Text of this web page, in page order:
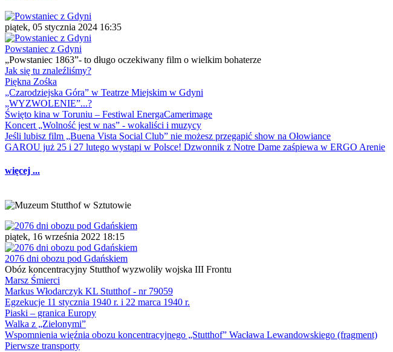
piątek, 05 stycznia 2024 16:35
Powstaniec z Gdyni
„Powstaniec 1863”- to długo oczekiwany film o wielkim bohaterze
Jak się tu znaleźliśmy?
Piękna Zośka
„Czarodziejska Góra” w Teatrze Miejskim w Gdyni
„WYZWOLENIE”...?
Święto kina w Toruniu – Festiwal EnergaCamerimage
Koncert „Wolność jest w nas” - wokaliści i muzycy
Jeśli lubisz film „Buena Vista Social Club” nie możesz przegapić show na Ołowiance
GAROU już 25 i 27 lutego wystąpi w Polsce! Dzwonnik z Notre Dame zaśpiewa w ERGO Arenie
więcej ...
piątek, 16 września 2022 18:15
2076 dni obozu pod Gdańskiem
Obóz koncentracyjny Stutthof wyzwoliły wojska III Frontu
Marsz Śmierci
Markus Włodarczyk KL Stutthof - nr 79059
Egzekucje 11 stycznia 1940 r. i 22 marca 1940 r.
Piaski – granica Europy
Walka z „Zielonymi”
Wspomnienia więźnia obozu koncentracyjnego „Stutthof” Wacława Lewandowskiego (fragment)
Pierwsze transporty